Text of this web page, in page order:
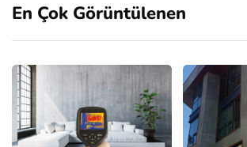
En Çok Görüntülenen